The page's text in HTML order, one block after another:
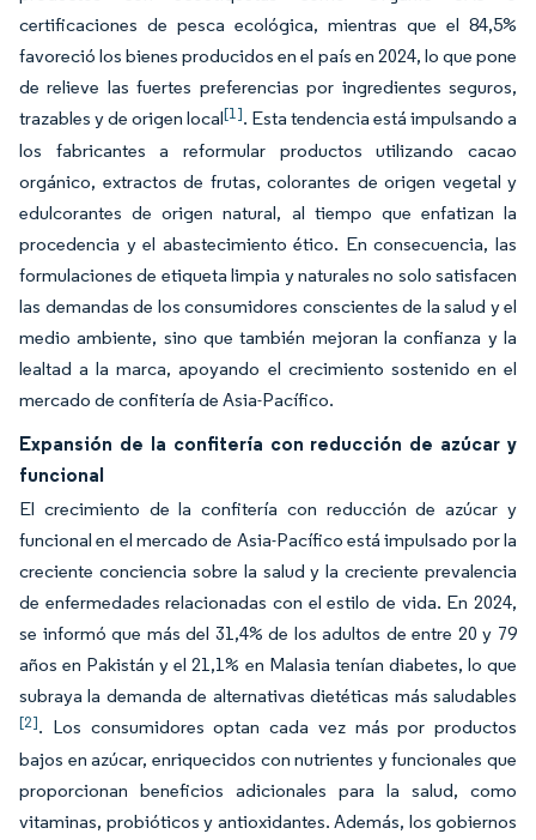
certificaciones de pesca ecológica, mientras que el 84,5%
favoreció los bienes producidos en el país en 2024, lo que pone
de relieve las fuertes preferencias por ingredientes seguros,
trazables y de origen local[1]. Esta tendencia está impulsando a
los fabricantes a reformular productos utilizando cacao
orgánico, extractos de frutas, colorantes de origen vegetal y
edulcorantes de origen natural, al tiempo que enfatizan la
procedencia y el abastecimiento ético. En consecuencia, las
formulaciones de etiqueta limpia y naturales no solo satisfacen
las demandas de los consumidores conscientes de la salud y el
medio ambiente, sino que también mejoran la confianza y la
lealtad a la marca, apoyando el crecimiento sostenido en el
mercado de confitería de Asia-Pacífico.
Expansión de la confitería con reducción de azúcar y
funcional
El crecimiento de la confitería con reducción de azúcar y
funcional en el mercado de Asia-Pacífico está impulsado por la
creciente conciencia sobre la salud y la creciente prevalencia
de enfermedades relacionadas con el estilo de vida. En 2024,
se informó que más del 31,4% de los adultos de entre 20 y 79
años en Pakistán y el 21,1% en Malasia tenían diabetes, lo que
subraya la demanda de alternativas dietéticas más saludables
[2]. Los consumidores optan cada vez más por productos
bajos en azúcar, enriquecidos con nutrientes y funcionales que
proporcionan beneficios adicionales para la salud, como
vitaminas, probióticos y antioxidantes. Además, los gobiernos